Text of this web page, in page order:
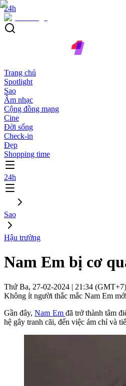
24h
Trang chủ
Spotlight
Sao
Âm nhạc
Cộng đồng mạng
Cine
Đời sống
Check-in
Đẹp
Shopping time
24h
Sao
Hậu trường
Nam Em bị cơ
Thứ Ba, 27-02-2024 | 21:34 (GMT+7)
Không ít người thắc mắc Nam Em
Gần đây,Nam Em đã trở thành tâm
hệ gây tranh cãi, đến việc ám chỉ và